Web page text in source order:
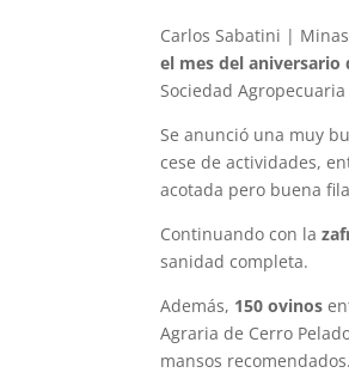
Carlos Sabatini |
el mes del aniversario
Sociedad
Se anunció una muy
cese de actividades,
acotada pero buena
Continuando con la
sanidad completa.
Además, 150 ovinos
Agraria de Cerro
mansos recomendados.